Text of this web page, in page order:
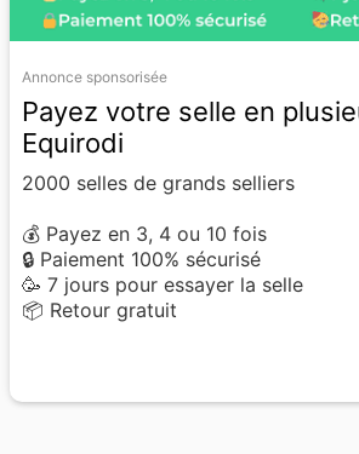
Annonce sponsorisée
Payez votre selle en
Equirodi
2000 selles de grands selliers
💰 Payez en 3, 4 ou 10 fois
🔒 Paiement 100% sécurisé
🥳 7 jours pour essayer la selle
📦 Retour gratuit